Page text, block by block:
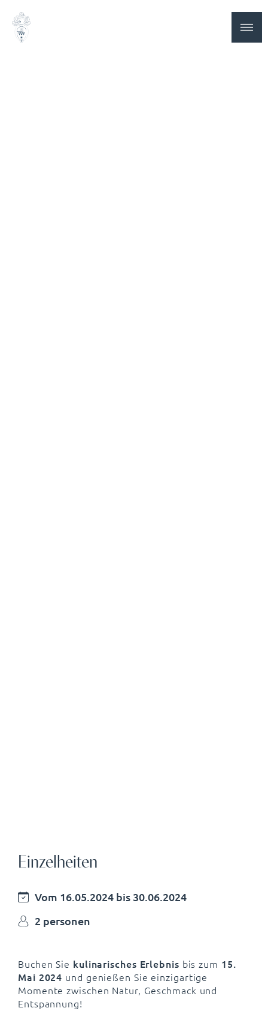
Einzelheiten
Vom 16.05.2024 bis 30.06.2024
2 personen
Buchen Sie kulinarisches Erlebnis bis zum 15.
Mai 2024 und genießen Sie einzigartige
Momente zwischen Natur, Geschmack und
Entspannung!